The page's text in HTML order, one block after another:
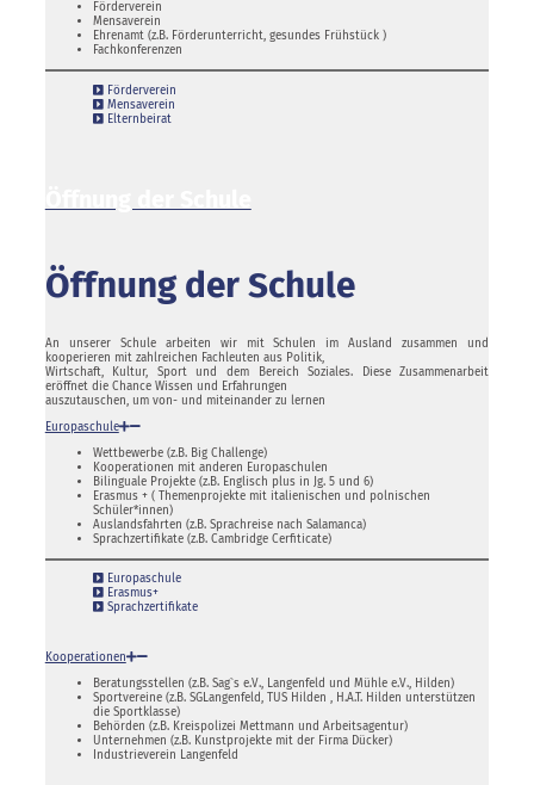
Förderverein
Mensaverein
Ehrenamt (z.B. Förderunterricht, gesundes Frühstück )
Fachkonferenzen
Förderverein
Mensaverein
Elternbeirat
Öffnung der Schule
An unserer Schule arbeiten wir mit Schulen im Ausland zusammen und
kooperieren mit zahlreichen Fachleuten aus Politik,
Wirtschaft, Kultur, Sport und dem Bereich Soziales. Diese Zusammenarbeit
eröffnet die Chance Wissen und Erfahrungen
auszutauschen, um von- und miteinander zu lernen
Europaschule
Wettbewerbe (z.B. Big Challenge)
Kooperationen mit anderen Europaschulen
Bilinguale Projekte (z.B. Englisch plus in Jg. 5 und 6)
Erasmus + ( Themenprojekte mit italienischen und polnischen
Schüler*innen)
Auslandsfahrten (z.B. Sprachreise nach Salamanca)
Sprachzertifikate (z.B. Cambridge Cerfiticate)
Europaschule
Erasmus+
Sprachzertifikate
Kooperationen
Beratungsstellen (z.B. Sag`s e.V., Langenfeld und Mühle e.V., Hilden)
Sportvereine (z.B. SGLangenfeld, TUS Hilden , H.A.T. Hilden unterstützen
die Sportklasse)
Behörden (z.B. Kreispolizei Mettmann und Arbeitsagentur)
Unternehmen (z.B. Kunstprojekte mit der Firma Dücker)
Industrieverein Langenfeld